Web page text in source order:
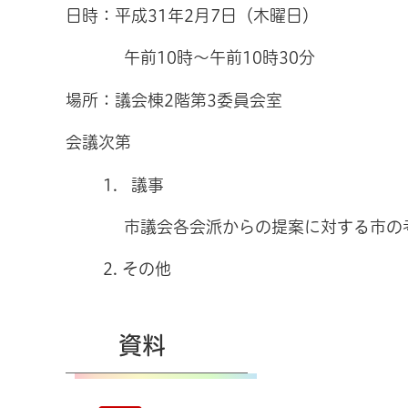
日時：平成31年2月7日（木曜日）
午前10時～午前10時30分
場所：議会棟2階第3委員会室
会議次第
1. 議事
市議会各会派からの提案に対する市の
2. その他
資料